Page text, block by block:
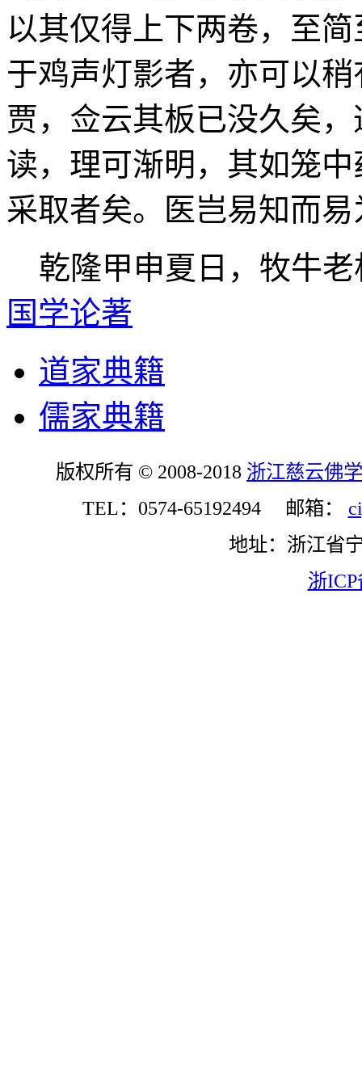
以其仅得上下两卷，至
于鸡声灯影者，亦可以
贾，佥云其板已没久矣
读，理可渐明，其如笼
采取者矣。医岂易知而
乾隆甲申夏日，牧牛老
国学论著
道家典籍
儒家典籍
版权所有 © 2008-2018 浙江慈云佛
TEL：0574-65192494 邮箱：
地址：浙江省
浙ICP